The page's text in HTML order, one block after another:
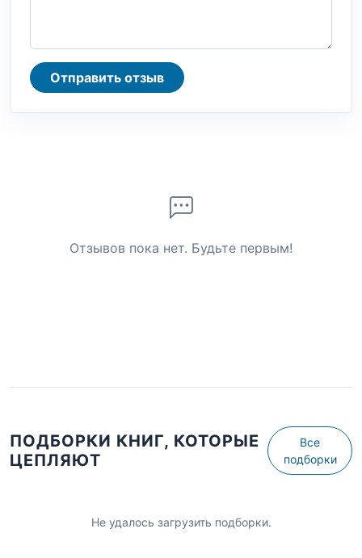
Отправить отзыв
Отзывов пока нет. Будьте первым!
ПОДБОРКИ КНИГ, КОТОРЫЕ
ЦЕПЛЯЮТ
Все
подборки
Не удалось загрузить подборки.